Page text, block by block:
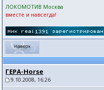
ЛОКОМОТИВ Москва
вместе и навсегда!
ГЕРА-Horse
9.10.2008, 16:26